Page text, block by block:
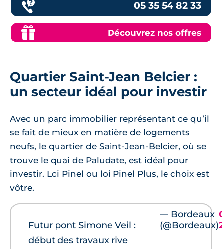
05 35 54 82 33
Découvrez nos offres
Quartier Saint-Jean Belcier :
un secteur idéal pour investir
Avec un parc immobilier représentant ce qu’il
se fait de mieux en matière de logements
neufs, le quartier de Saint-Jean-Belcier, où se
trouve le quai de Paludate, est idéal pour
investir. Loi Pinel ou loi Pinel Plus, le choix est
vôtre.
Futur pont Simone Veil :
début des travaux rive
— Bordeaux
(@Bordeaux)